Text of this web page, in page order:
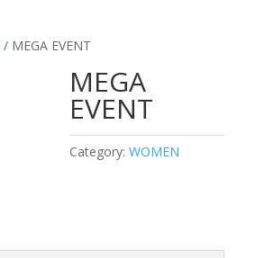
/ MEGA EVENT
MEGA
EVENT
Category:WOMEN